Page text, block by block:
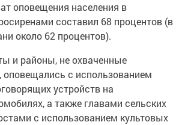
оповещения населения в
составил 68 процентов (в
около 62 процентов).
и районы, не охваченные
оповещались с использованием
устройств на
а также главами сельских
с использованием культовых